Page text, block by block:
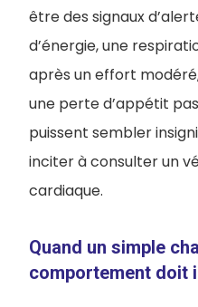
être des signaux
d’énergie, une
après un effort
une perte d’appétit
puissent sembler
inciter à consulter un
cardiaque.
Quand un simple
comportement doit